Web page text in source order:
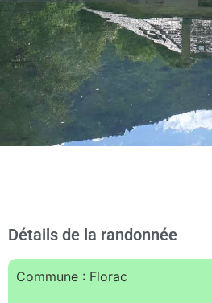
Détails de la randonnée
Commune : Florac